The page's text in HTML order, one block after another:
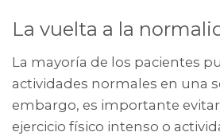
La vuelta a la
La mayoría de los pacientes
actividades normales en una
embargo, es importante
ejercicio físico intenso o